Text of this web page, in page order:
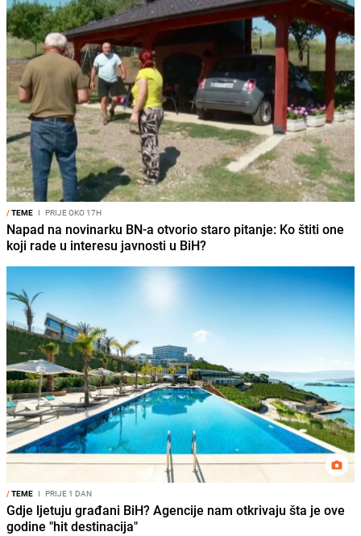
/TEME I PRIJE OKO 17H
Napad na novinarku BN-a otvorio staro pitanje: Ko štiti one
koji rade u interesu javnosti u BiH?
/TEME I PRIJE 1 DAN
Gdje ljetuju građani BiH? Agencije nam otkrivaju šta je ove
godine "hit destinacija"